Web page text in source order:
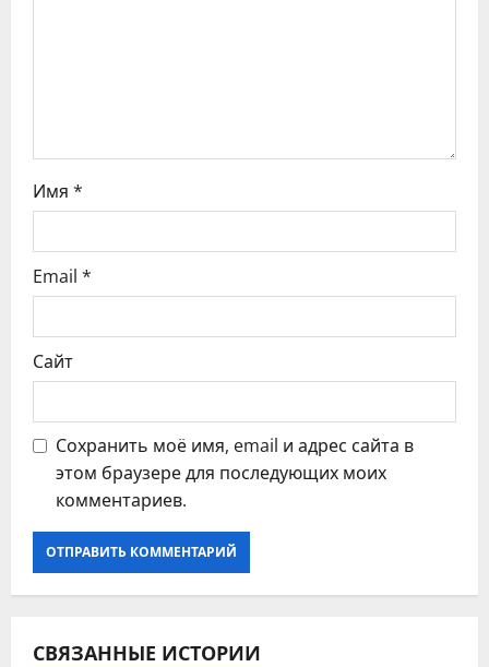
и
я
Имя *
Email *
Сайт
Сохранить моё имя, email и адрес сайта в
этом браузере для последующих моих
комментариев.
СВЯЗАННЫЕ ИСТОРИИ